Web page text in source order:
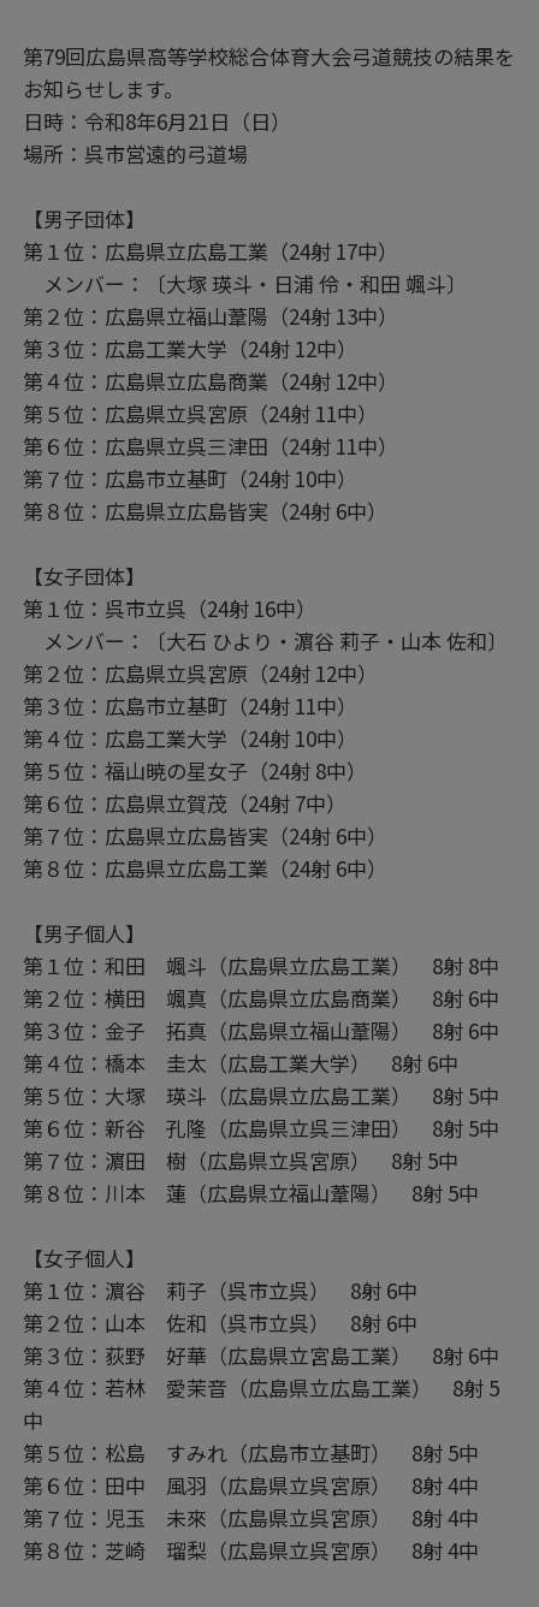
第79回広島県高等学校総合体育大会弓道競技の結果を
お知らせします。
日時：令和8年6月21日（日）
場所：呉市営遠的弓道場
【男子団体】
第１位：広島県立広島工業（24射 17中）
メンバー：〔大塚 瑛斗・日浦 伶・和田 颯斗〕
第２位：広島県立福山葦陽（24射 13中）
第３位：広島工業大学（24射 12中）
第４位：広島県立広島商業（24射 12中）
第５位：広島県立呉宮原（24射 11中）
第６位：広島県立呉三津田（24射 11中）
第７位：広島市立基町（24射 10中）
第８位：広島県立広島皆実（24射 6中）
【女子団体】
第１位：呉市立呉（24射 16中）
メンバー：〔大石 ひより・濵谷 莉子・山本 佐和〕
第２位：広島県立呉宮原（24射 12中）
第３位：広島市立基町（24射 11中）
第４位：広島工業大学（24射 10中）
第５位：福山暁の星女子（24射 8中）
第６位：広島県立賀茂（24射 7中）
第７位：広島県立広島皆実（24射 6中）
第８位：広島県立広島工業（24射 6中）
【男子個人】
第１位：和田 颯斗（広島県立広島工業） 8射 8中
第２位：横田 颯真（広島県立広島商業） 8射 6中
第３位：金子 拓真（広島県立福山葦陽） 8射 6中
第４位：橋本 圭太（広島工業大学） 8射 6中
第５位：大塚 瑛斗（広島県立広島工業） 8射 5中
第６位：新谷 孔隆（広島県立呉三津田） 8射 5中
第７位：濵田 樹（広島県立呉宮原） 8射 5中
第８位：川本 蓮（広島県立福山葦陽） 8射 5中
【女子個人】
第１位：濵谷 莉子（呉市立呉） 8射 6中
第２位：山本 佐和（呉市立呉） 8射 6中
第３位：荻野 好華（広島県立宮島工業） 8射 6中
第４位：若林 愛茉音（広島県立広島工業） 8射 5
中
第５位：松島 すみれ（広島市立基町） 8射 5中
第６位：田中 風羽（広島県立呉宮原） 8射 4中
第７位：児玉 未來（広島県立呉宮原） 8射 4中
第８位：芝崎 瑠梨（広島県立呉宮原） 8射 4中